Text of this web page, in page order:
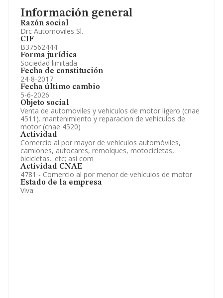
Información general
Razón social
Drc Automoviles Sl.
CIF
B37562444
Forma jurídica
Sociedad limitada
Fecha de constitución
24-8-2017
Fecha último cambio
5-6-2026
Objeto social
Venta de automoviles y vehiculos de motor ligero (cnae
4511). mantenimiento y reparacion de vehiculos de
motor (cnae 4520)
Actividad
Comercio al por mayor de vehículos automóviles,
camiones, autocares, remolques, motocicletas,
bicicletas.. etc; asi com
Actividad CNAE
4781 - Comercio al por menor de vehículos de motor
Estado de la empresa
Viva
Información oficial y registral complementaria.